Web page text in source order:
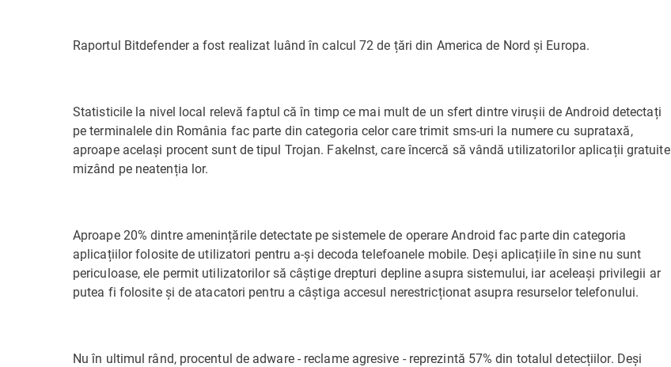
Raportul Bitdefender a fost realizat luând în calcul 72 de țări din America de Nord și Europa.
Statisticile la nivel local relevă faptul că în timp ce mai mult de un sfert dintre virușii de Android detectați
pe terminalele din România fac parte din categoria celor care trimit sms-uri la numere cu suprataxă,
aproape același procent sunt de tipul Trojan. FakeInst, care încercă să vândă utilizatorilor aplicații gratuite
mizând pe neatenția lor.
Aproape 20% dintre amenințările detectate pe sistemele de operare Android fac parte din categoria
aplicațiilor folosite de utilizatori pentru a-și decoda telefoanele mobile. Deși aplicațiile în sine nu sunt
periculoase, ele permit utilizatorilor să câștige drepturi depline asupra sistemului, iar aceleași privilegii ar
putea fi folosite și de atacatori pentru a câștiga accesul nerestricționat asupra resurselor telefonului.
Nu în ultimul rând, procentul de adware - reclame agresive - reprezintă 57% din totalul detecțiilor. Deși